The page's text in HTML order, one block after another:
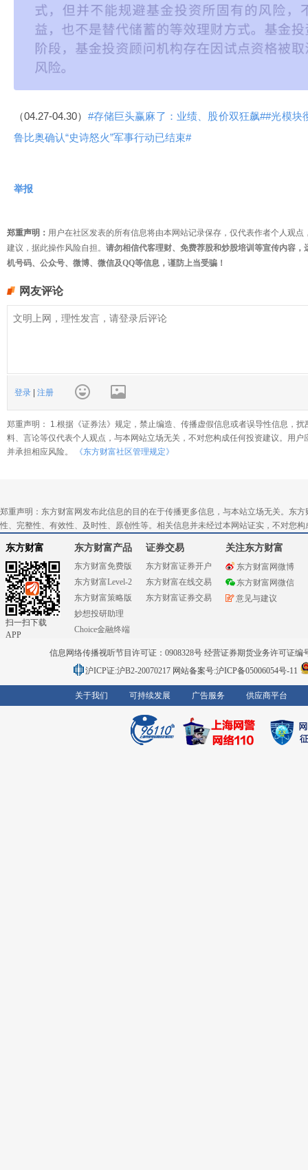
（04.27-04.30） #存储巨头赢麻了：业绩、股价双狂飙##光模块
鲁比奥确认“史诗怒火”军事行动已结束#
举报
郑重声明： 用户在社区发表的所有信息将由本网站记录保存，仅代表作者个人观
建议，据此操作风险自担。 请勿相信代客理财、免费荐股和炒股培训等宣传内容
机号码、公众号、微博、微信及QQ等信息，谨防上当受骗！
网友评论
登录 注册
郑重声明： 1.根据《证券法》规定，禁止编造、传播虚假信息或者误导性信息，
料、言论等仅代表个人观点，与本网站立场无关，不对您构成任何投资建议。用
并承担相应风险。
《东方财富社区管理规定》
郑重声明：东方财富网发布此信息的目的在于传播更多信息，与本站立场无关。东
性、完整性、有效性、及时性、原创性等。相关信息并未经过本网站证实，不对您
东方财富
扫一扫下载
APP
东方财富产品
东方财富免费版
东方财富Level-2
东方财富策略版
妙想投研助理
Choice金融终端
证券交易
东方财富证券开户
东方财富在线交易
东方财富证券交易
关注东方财富
东方财富网微博
东方财富网微信
意见与建议
信息网络传播视听节目许可证：0908328号 经营证券期货业务许可证编
沪ICP证:沪B2-20070217 网站备案号:沪ICP备05006054号-11
关于我们 可持续发展 广告服务 供应商平台